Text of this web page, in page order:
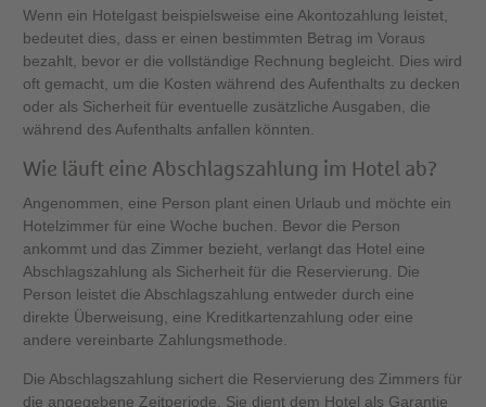
Wenn ein Hotelgast beispielsweise eine Akontozahlung leistet,
bedeutet dies, dass er einen bestimmten Betrag im Voraus
bezahlt, bevor er die vollständige Rechnung begleicht. Dies wird
oft gemacht, um die Kosten während des Aufenthalts zu decken
oder als Sicherheit für eventuelle zusätzliche Ausgaben, die
während des Aufenthalts anfallen könnten.
Wie läuft eine Abschlagszahlung im Hotel ab?
Angenommen, eine Person plant einen Urlaub und möchte ein
Hotelzimmer für eine Woche buchen. Bevor die Person
ankommt und das Zimmer bezieht, verlangt das Hotel eine
Abschlagszahlung als Sicherheit für die Reservierung. Die
Person leistet die Abschlagszahlung entweder durch eine
direkte Überweisung, eine Kreditkartenzahlung oder eine
andere vereinbarte Zahlungsmethode.
Die Abschlagszahlung sichert die Reservierung des Zimmers für
die angegebene Zeitperiode. Sie dient dem Hotel als Garantie